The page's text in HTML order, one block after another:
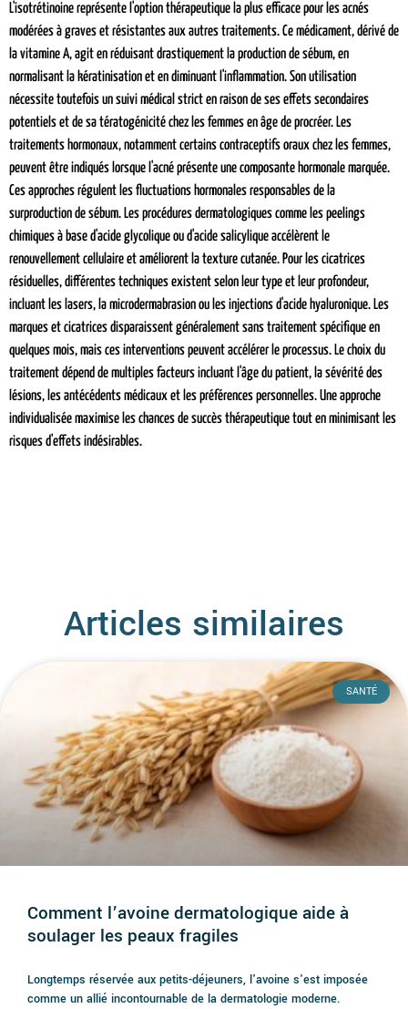
L'isotrétinoine représente l'option thérapeutique la plus efficace pour les acnés
modérées à graves et résistantes aux autres traitements. Ce médicament, dérivé de
la vitamine A, agit en réduisant drastiquement la production de sébum, en
normalisant la kératinisation et en diminuant l'inflammation. Son utilisation
nécessite toutefois un suivi médical strict en raison de ses effets secondaires
potentiels et de sa tératogénicité chez les femmes en âge de procréer. Les
traitements hormonaux, notamment certains contraceptifs oraux chez les femmes,
peuvent être indiqués lorsque l'acné présente une composante hormonale marquée.
Ces approches régulent les fluctuations hormonales responsables de la
surproduction de sébum. Les procédures dermatologiques comme les peelings
chimiques à base d'acide glycolique ou d'acide salicylique accélèrent le
renouvellement cellulaire et améliorent la texture cutanée. Pour les cicatrices
résiduelles, différentes techniques existent selon leur type et leur profondeur,
incluant les lasers, la microdermabrasion ou les injections d'acide hyaluronique. Les
marques et cicatrices disparaissent généralement sans traitement spécifique en
quelques mois, mais ces interventions peuvent accélérer le processus. Le choix du
traitement dépend de multiples facteurs incluant l'âge du patient, la sévérité des
lésions, les antécédents médicaux et les préférences personnelles. Une approche
individualisée maximise les chances de succès thérapeutique tout en minimisant les
risques d'effets indésirables.
Articles similaires
SANTÉ
Comment l’avoine dermatologique aide à
soulager les peaux fragiles
Longtemps réservée aux petits-déjeuners, l'avoine s'est imposée
comme un allié incontournable de la dermatologie moderne.